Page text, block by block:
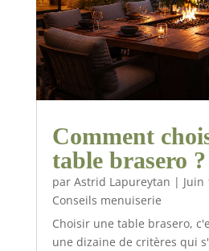
Comment
table brasero ?
par Astrid Lapureytan | Juin
Conseils menuiserie
Choisir une table brasero,
une dizaine de critères qui